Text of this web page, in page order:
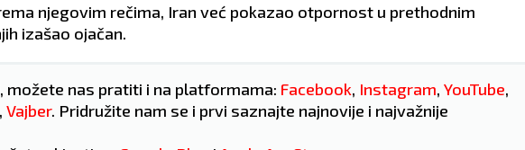
njegovim rečima, Iran već pokazao otpornost u prethodnim
izašao ojačan.
možete nas pratiti i na platformama: Facebook, Instagram, YouTube,
, Vajber. Pridružite nam se i prvi saznajte najnovije i najvažnije